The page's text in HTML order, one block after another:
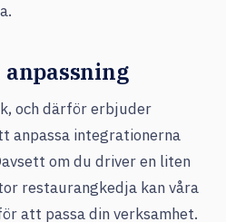
och därför erbjuder
anpassa integrationerna
om du driver en liten
restaurangkedja kan våra
att passa din verksamhet.